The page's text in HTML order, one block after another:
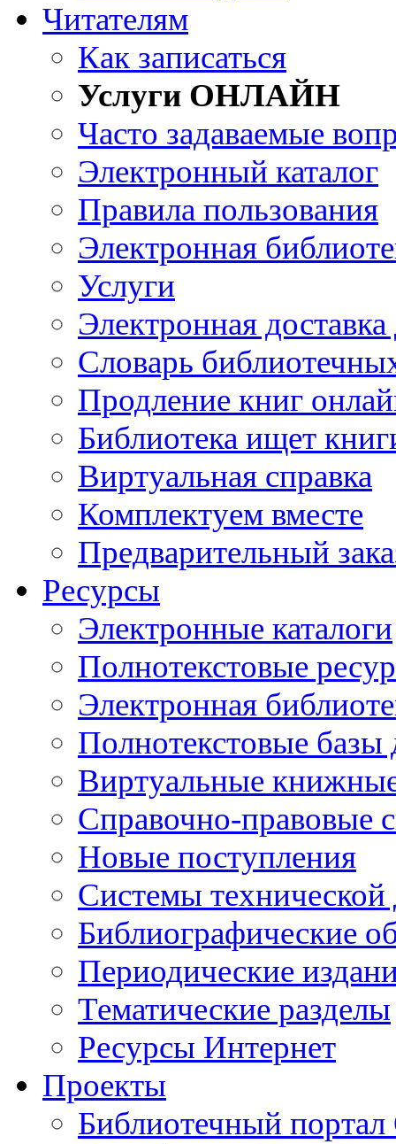
Читателям
Как записаться
Услуги ОНЛАЙН
Часто задаваемые
Электронный каталог
Правила пользования
Электронная
Услуги
Электронная
Словарь
Продление книг
Библиотека ищет
Виртуальная справка
Комплектуем вместе
Предварительный
Ресурсы
Электронные каталоги
Полнотекстовые
Электронная
Полнотекстовые
Виртуальные
Справочно-правовые
Новые поступления
Cистемы
Библиографические
Периодические
Тематические разделы
Ресурсы Интернет
Проекты
Библиотечный портал